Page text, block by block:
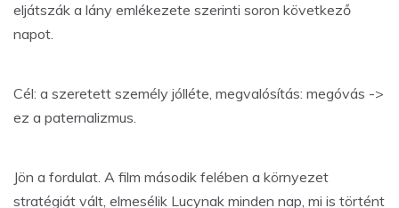
eljátszák a lány emlékezete szerinti soron következő
napot.
Cél: a szeretett személy jólléte, megvalósítás: megóvás ->
ez a paternalizmus.
Jön a fordulat. A film második felében a környezet
stratégiát vált, elmesélik Lucynak minden nap, mi is történt